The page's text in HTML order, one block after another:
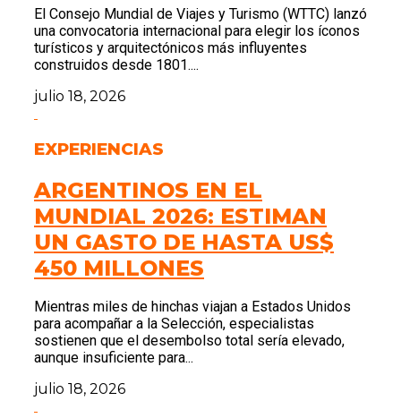
El Consejo Mundial de Viajes y Turismo (WTTC) lanzó
una convocatoria internacional para elegir los íconos
turísticos y arquitectónicos más influyentes
construidos desde 1801....
julio 18, 2026
EXPERIENCIAS
ARGENTINOS EN EL
MUNDIAL 2026: ESTIMAN
UN GASTO DE HASTA US$
450 MILLONES
Mientras miles de hinchas viajan a Estados Unidos
para acompañar a la Selección, especialistas
sostienen que el desembolso total sería elevado,
aunque insuficiente para...
julio 18, 2026